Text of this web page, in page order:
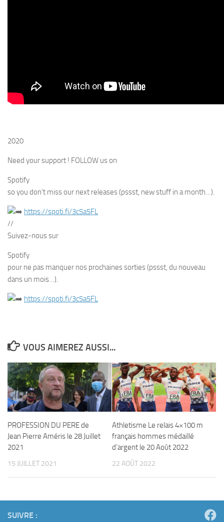
2020
Need your support ! FOLLOW us on
Spotify
so you don’t miss our next releases (pssst, new stuff in a month…).
https://spoti.fi/3c5a5FL
//
Suivez-nous sur
Spotify
pour ne pas manquer nos prochaines sorties (pssst, du nouveau
dans un mois…).
https://spoti.fi/3c5a5FL
VOUS AIMEREZ AUSSI...
PROFESSION DU PERE de
Jean Pierre Améris le 28 Juillet
2021
15 JUILLET 2021
Athletisme Le relais 4×100 m
français hommes médaillé
d’argent le 20 Août 2022
22 AOÛT 2022
SUIVRE :